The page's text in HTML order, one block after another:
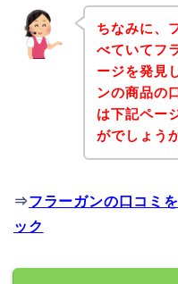
ちなみに、
べていてフ
ージを発見
ンの商品の
は下記ペー
がでしょう
⇒フラーガンの口コミ
ック